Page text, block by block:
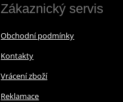
Zákaznický servis
Obchodní podmínky
Kontakty
Vrácení zboží
Reklamace